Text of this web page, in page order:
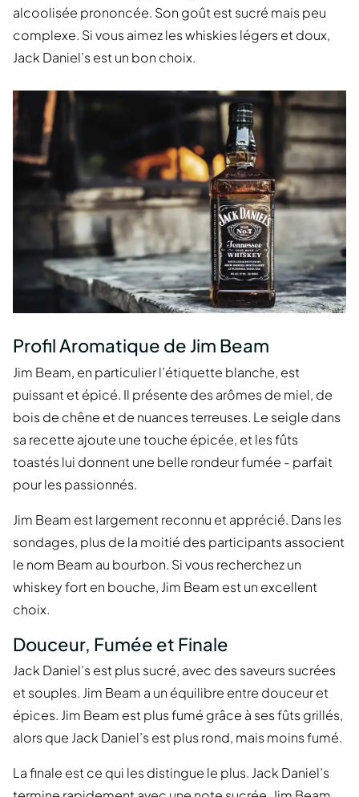
alcoolisée prononcée. Son goût est sucré mais peu
complexe. Si vous aimez les whiskies légers et doux,
Jack Daniel’s est un bon choix.
Profil Aromatique de Jim Beam
Jim Beam, en particulier l’étiquette blanche, est
puissant et épicé. Il présente des arômes de miel, de
bois de chêne et de nuances terreuses. Le seigle dans
sa recette ajoute une touche épicée, et les fûts
toastés lui donnent une belle rondeur fumée - parfait
pour les passionnés.
Jim Beam est largement reconnu et apprécié. Dans les
sondages, plus de la moitié des participants associent
le nom Beam au bourbon. Si vous recherchez un
whiskey fort en bouche, Jim Beam est un excellent
choix.
Douceur, Fumée et Finale
Jack Daniel’s est plus sucré, avec des saveurs sucrées
et souples. Jim Beam a un équilibre entre douceur et
épices. Jim Beam est plus fumé grâce à ses fûts grillés,
alors que Jack Daniel’s est plus rond, mais moins fumé.
La finale est ce qui les distingue le plus. Jack Daniel’s